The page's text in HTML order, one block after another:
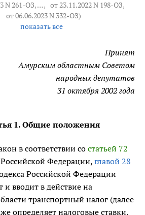
N 261-ОЗ, … , от 23.11.2022 N 198-ОЗ,
от 06.06.2023 N 332-ОЗ)
показать все
Принят
Амурским областным Советом
народных депутатов
31 октября 2002 года
1. Общие положения
в соответствии со статьей 72
Федерации, главой 28
Российской Федерации
и вводит в действие на
транспортный налог (далее
определяет налоговые ставки,